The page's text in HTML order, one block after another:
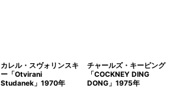
カレル・スヴォリンスキ
ー「Otvirani
Studanek」1970年
チャールズ・キーピング
「COCKNEY DING
DONG」1975年